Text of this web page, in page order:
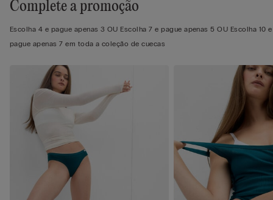
Complete a promoção
Escolha 4 e pague apenas 3 OU Escolha 7 e pague apenas 5 OU Escolha 10 e
pague apenas 7 em toda a coleção de cuecas